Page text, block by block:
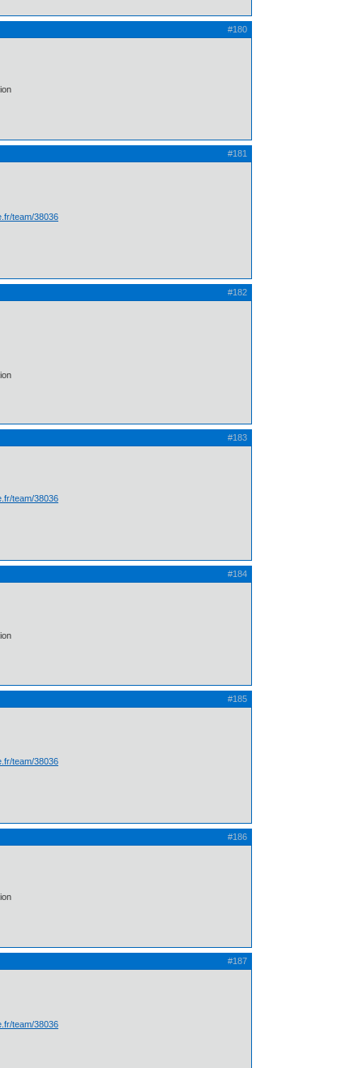
#180
#181
team/38036
#182
#183
team/38036
#184
#185
team/38036
#186
#187
team/38036